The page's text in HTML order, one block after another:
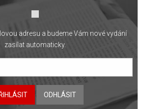
adresu a budeme Vám nové vydání
zasílat automaticky.
ODHLÁSIT